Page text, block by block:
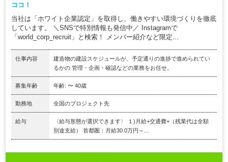
ココ！
当社は「ホワイト企業認定」を取得し、働きやすい環境づくりを徹底
しています。 ＼SNSで特別情報も発信中／ Instagramで
「world_corp_recruit」と検索！ メンバー紹介など限定...
仕事内容
建造物の建設スケジュールが、予定通りの進捗で進められてい
るかの 管理・企画・確認などの業務をお任せ。
募集年齢 年齢: 〜 40歳
勤務地 全国のプロジェクト先
給与
〈給与形態が選択できます〉 １)月給+交通費+（残業代は全額
別途支給） 首都圏：月給30.0万円～...